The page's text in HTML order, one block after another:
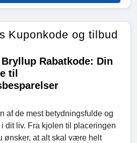
Kuponkode og tilbud
Rabatkode: Din
til
af de mest betydningsfulde og
dit liv. Fra kjolen til placeringen
ønsker, at alt skal være helt